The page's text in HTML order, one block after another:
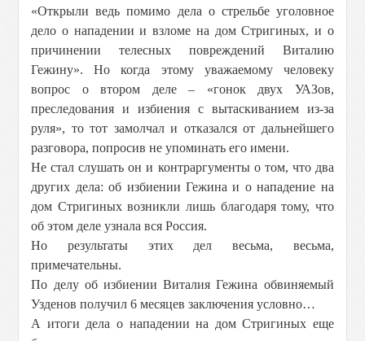
«Открыли ведь помимо дела о стрельбе уголовное
дело о нападении и взломе на дом Стригиных, и о
причинении телесных повреждений Виталию
Гежину». Но когда этому уважаемому человеку
вопрос о втором деле – «гонок двух УАЗов,
преследования и избиения с вытаскиванием из-за
руля», то тот замолчал и отказался от дальнейшего
разговора, попросив не упоминать его имени.
Не стал слушать он и контраргументы о том, что два
других дела: об избиении Гежина и о нападение на
дом Стригиных возникли лишь благодаря тому, что
об этом деле узнала вся Россия.
Но результаты этих дел весьма, весьма,
примечательны.
По делу об избиении Виталия Гежина обвиняемый
Узденов получил 6 месяцев заключения условно…
А итоги дела о нападении на дом Стригиных еще